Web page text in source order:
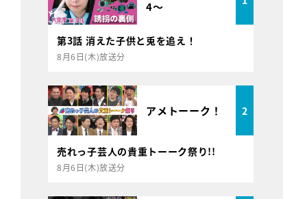
4～
第3話 消えた子供と兎を追え！
8月6日(木)放送分
アメトーーク！ 2
売れっ子芸人の貴重トーーク祭り!!
8月6日(木)放送分